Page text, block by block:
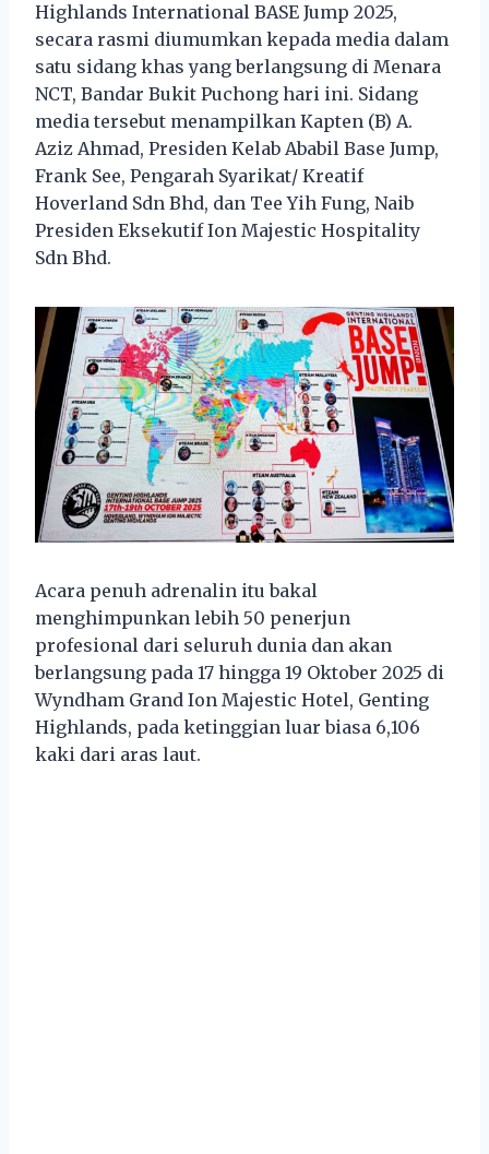
Highlands International BASE Jump 2025,
secara rasmi diumumkan kepada media dalam
satu sidang khas yang berlangsung di Menara
NCT, Bandar Bukit Puchong hari ini. Sidang
media tersebut menampilkan Kapten (B) A.
Aziz Ahmad, Presiden Kelab Ababil Base Jump,
Frank See, Pengarah Syarikat/ Kreatif
Hoverland Sdn Bhd, dan Tee Yih Fung, Naib
Presiden Eksekutif Ion Majestic Hospitality
Sdn Bhd.
Acara penuh adrenalin itu bakal
menghimpunkan lebih 50 penerjun
profesional dari seluruh dunia dan akan
berlangsung pada 17 hingga 19 Oktober 2025 di
Wyndham Grand Ion Majestic Hotel, Genting
Highlands, pada ketinggian luar biasa 6,106
kaki dari aras laut.